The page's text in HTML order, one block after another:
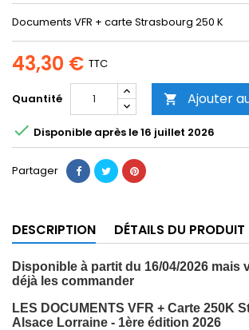
Documents VFR + carte Strasbourg 250 K
43,30 € TTC
Quantité  Ajouter
 Disponible après le 16 juillet 2026
Partager
DESCRIPTION DÉTAILS DU PRODUIT
Disponible à partit du 16/04/2026 mais
déjà les commander
LES DOCUMENTS VFR + Carte 250K
Alsace Lorraine - 1ère édition 2026